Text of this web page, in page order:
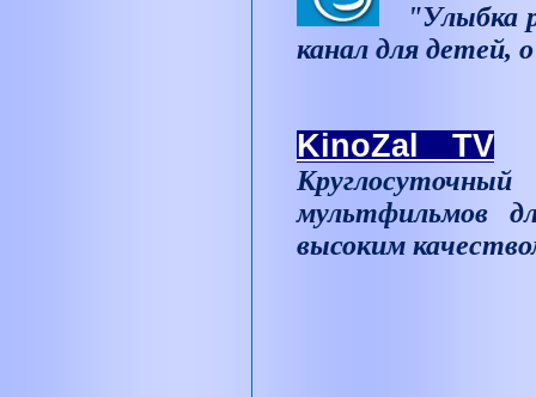
"Улыбка
канал для детей,
KinoZal TV
мультфильмов
высоким